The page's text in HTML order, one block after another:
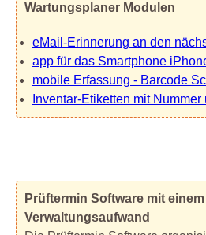
Wartungsplaner Modulen
eMail-Erinnerung an den
app für das Smartphone
mobile Erfassung - Barcode
Inventar-Etiketten mit
Prüftermin Software mit
Verwaltungsaufwand